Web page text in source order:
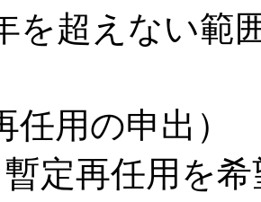
を超えない範
任用の申出）
再任用を希